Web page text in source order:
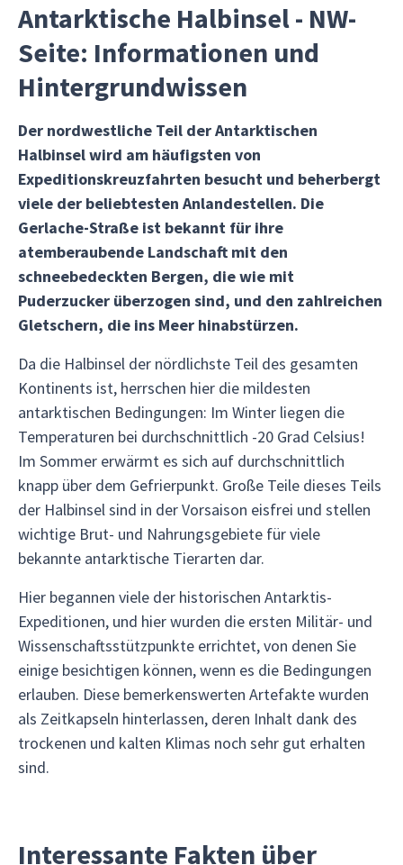
Antarktische Halbinsel - NW-
Seite: Informationen und
Hintergrundwissen
Der nordwestliche Teil der Antarktischen
Halbinsel wird am häufigsten von
Expeditionskreuzfahrten besucht und beherbergt
viele der beliebtesten Anlandestellen. Die
Gerlache-Straße ist bekannt für ihre
atemberaubende Landschaft mit den
schneebedeckten Bergen, die wie mit
Puderzucker überzogen sind, und den zahlreichen
Gletschern, die ins Meer hinabstürzen.
Da die Halbinsel der nördlichste Teil des gesamten
Kontinents ist, herrschen hier die mildesten
antarktischen Bedingungen: Im Winter liegen die
Temperaturen bei durchschnittlich -20 Grad Celsius!
Im Sommer erwärmt es sich auf durchschnittlich
knapp über dem Gefrierpunkt. Große Teile dieses Teils
der Halbinsel sind in der Vorsaison eisfrei und stellen
wichtige Brut- und Nahrungsgebiete für viele
bekannte antarktische Tierarten dar.
Hier begannen viele der historischen Antarktis-
Expeditionen, und hier wurden die ersten Militär- und
Wissenschaftsstützpunkte errichtet, von denen Sie
einige besichtigen können, wenn es die Bedingungen
erlauben. Diese bemerkenswerten Artefakte wurden
als Zeitkapseln hinterlassen, deren Inhalt dank des
trockenen und kalten Klimas noch sehr gut erhalten
sind.
Interessante Fakten über